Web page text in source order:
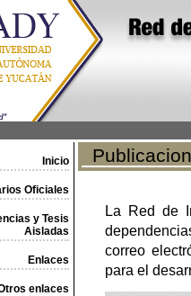
Inicio
Oficiales
y Tesis
Aisladas
Enlaces
enlaces
La Red de
correo
para el